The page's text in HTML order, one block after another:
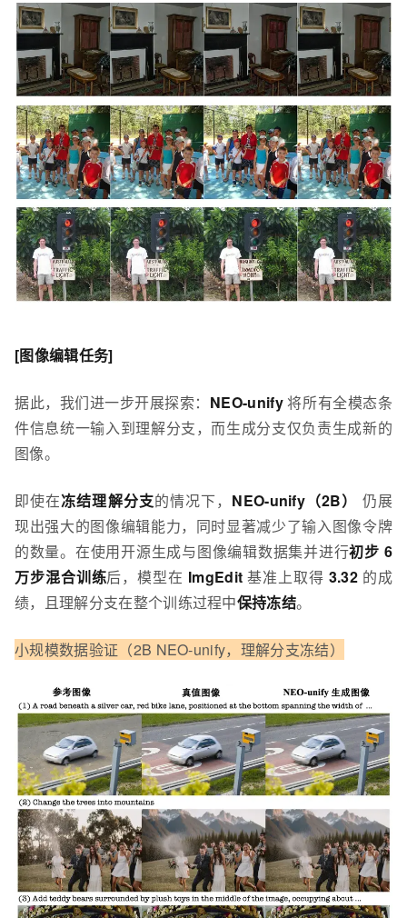
[图像编辑任务]
据此，我们进一步开展探索： NEO-unify将所有全模态条
件信息统一输入到理解分支，而生成分支仅负责生成新的
图像。
即使在冻结理解分支的情况下， NEO-unify（2B）
仍展
现出强大的图像编辑能力，同时显著减少了输入图像令牌
的数量。在使用开源生成与图像编辑数据集并进行初步 6
万步混合训练后，模型在 ImgEdit 基准上取得 3.32的成
绩，且理解分支在整个训练过程中保持冻结。
小规模数据验证（2B NEO-unify，理解分支冻结）